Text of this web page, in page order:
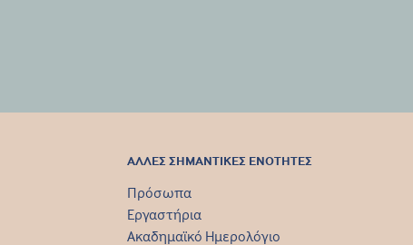
ΑΛΛΕΣ ΣΗΜΑΝΤΙΚΕΣ ΕΝΟΤΗΤΕΣ
Πρόσωπα
Εργαστήρια
Ακαδημαϊκό Ημερολόγιο